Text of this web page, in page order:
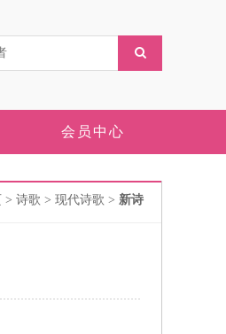
会员中心
> 诗歌 > 现代诗歌 > 新诗